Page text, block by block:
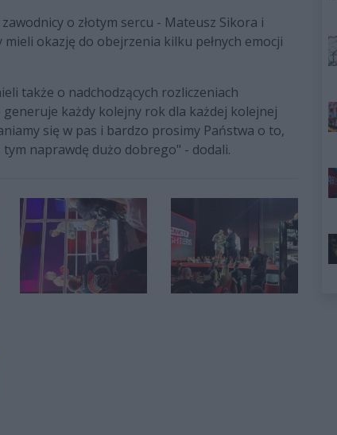
o złotym sercu - Mateusz Sikora i
okazję do obejrzenia kilku pełnych emocji
także o nadchodzących rozliczeniach
każdy kolejny rok dla każdej kolejnej
się w pas i bardzo prosimy Państwa o to,
naprawdę dużo dobrego" - dodali.